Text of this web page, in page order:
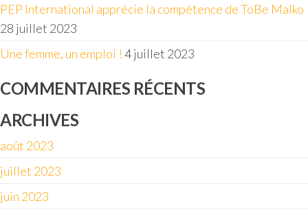
PEP International apprécie la compétence de ToBe Malko
28 juillet 2023
Une femme, un emploi !4 juillet 2023
COMMENTAIRES RÉCENTS
ARCHIVES
août 2023
juillet 2023
juin 2023